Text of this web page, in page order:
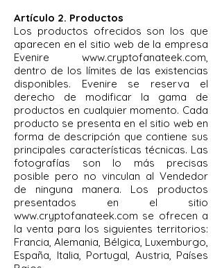
Artículo 2. Productos
Los productos ofrecidos son los que
aparecen en el sitio web de la empresa
Evenire www.cryptofanateek.com,
dentro de los límites de las existencias
disponibles. Evenire se reserva el
derecho de modificar la gama de
productos en cualquier momento. Cada
producto se presenta en el sitio web en
forma de descripción que contiene sus
principales características técnicas. Las
fotografías son lo más precisas
posible pero no vinculan al Vendedor
de ninguna manera. Los productos
presentados en el sitio
www.cryptofanateek.com se ofrecen a
la venta para los siguientes territorios:
Francia, Alemania, Bélgica, Luxemburgo,
España, Italia, Portugal, Austria, Países